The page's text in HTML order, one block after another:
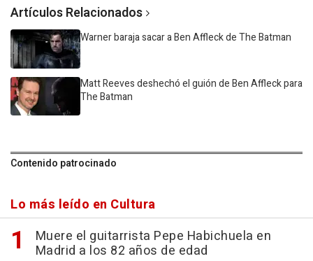
Artículos Relacionados
Warner baraja sacar a Ben Affleck de The Batman
Matt Reeves deshechó el guión de Ben Affleck para
The Batman
Contenido patrocinado
Lo más leído en Cultura
Muere el guitarrista Pepe Habichuela en
Madrid a los 82 años de edad